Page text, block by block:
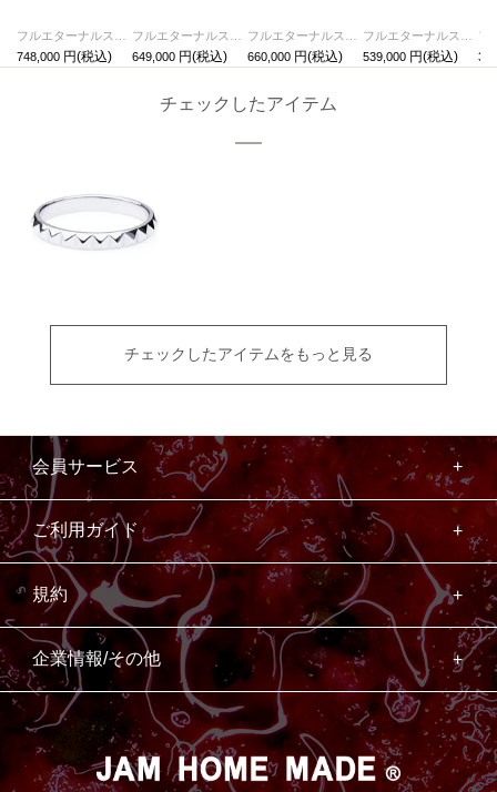
748,000
649,000
660,000
539,000
チェックしたアイテム
チェックしたアイテムをもっと見る
会員サービス
ご利用ガイド
規約
企業情報/その他